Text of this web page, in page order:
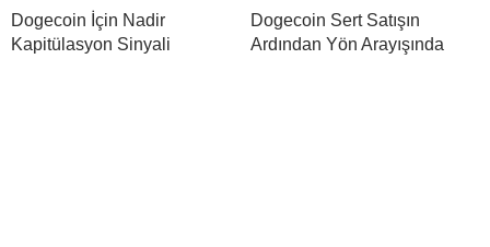
Dogecoin İçin Nadir
Kapitülasyon Sinyali
Dogecoin Sert Satışın
Ardından Yön Arayışında